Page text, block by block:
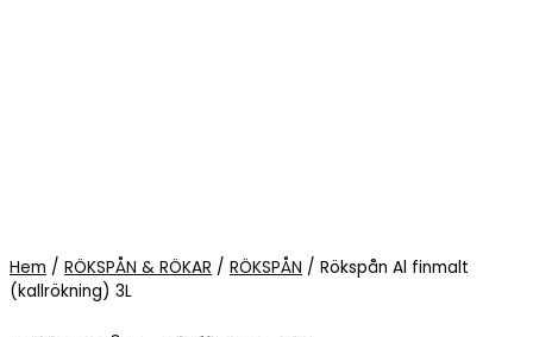
Hem / RÖKSPÅN & RÖKAR / RÖKSPÅN / Rökspån Al finmalt
(kallrökning) 3L